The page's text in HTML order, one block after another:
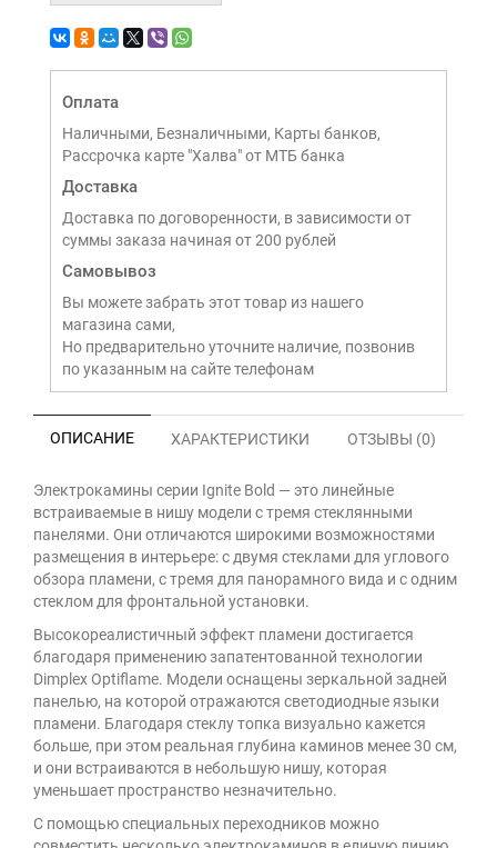
Оплата
Наличными, Безналичными, Карты банков,
Рассрочка карте "Халва" от МТБ банка
Доставка
Доставка по договоренности, в зависимости от
суммы заказа начиная от 200 рублей
Самовывоз
Вы можете забрать этот товар из нашего
магазина сами,
Но предварительно уточните наличие, позвонив
по указанным на сайте телефонам
ОПИСАНИЕ ХАРАКТЕРИСТИКИ ОТЗЫВЫ (0)
Электрокамины серии Ignite Bold — это линейные
встраиваемые в нишу модели с тремя стеклянными
панелями. Они отличаются широкими возможностями
размещения в интерьере: с двумя стеклами для углового
обзора пламени, с тремя для панорамного вида и с одним
стеклом для фронтальной установки.
Высокореалистичный эффект пламени достигается
благодаря применению запатентованной технологии
Dimplex Optiflame. Модели оснащены зеркальной задней
панелью, на которой отражаются светодиодные языки
пламени. Благодаря стеклу топка визуально кажется
больше, при этом реальная глубина каминов менее 30 см,
и они встраиваются в небольшую нишу, которая
уменьшает пространство незначительно.
С помощью специальных переходников можно